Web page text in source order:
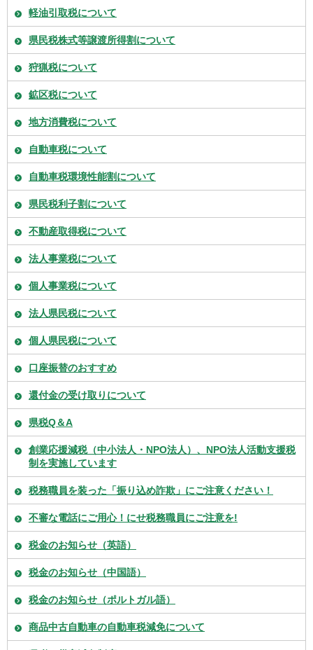
軽油引取税について
県民税株式等譲渡所得割について
狩猟税について
鉱区税について
地方消費税について
自動車税について
自動車税環境性能割について
県民税利子割について
不動産取得税について
法人事業税について
個人事業税について
法人県民税について
個人県民税について
口座振替のおすすめ
還付金の受け取りについて
県税Q＆A
創業応援減税（中小法人・NPO法人）、NPO法人活動支援税
制を実施しています
税務職員を装った「振り込め詐欺」にご注意ください！
不審な電話にご用心！にせ税務職員にご注意を!
税金のお知らせ（英語）
税金のお知らせ（中国語）
税金のお知らせ（ポルトガル語）
商品中古自動車の自動車税減免について